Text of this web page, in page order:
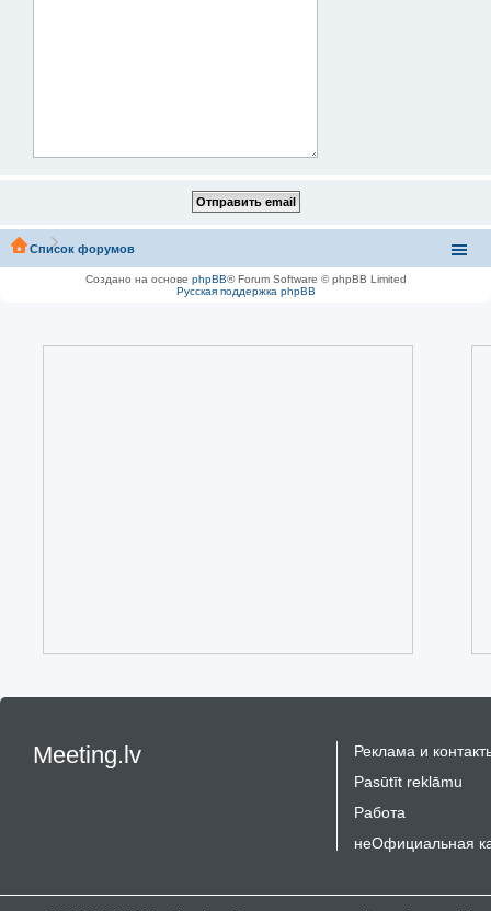
Список форумов
Создано на основе phpBB® Forum Software © phpBB Limited
Русская поддержка phpBB
Meeting.lv
Реклама и
Pasūtīt reklāmu
Работа
неОфициальная